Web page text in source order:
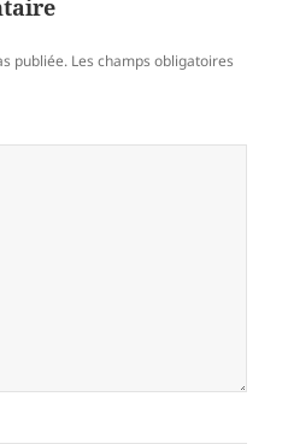
publiée. Les champs obligatoires